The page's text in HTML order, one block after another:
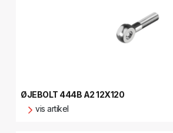
ØJEBOLT 444B A2 12X120
vis artikel